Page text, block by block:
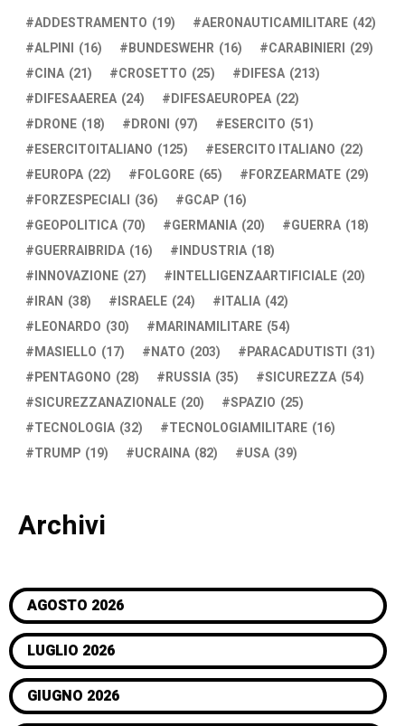
ADDESTRAMENTO (19) AERONAUTICAMILITARE (42)
ALPINI (16) BUNDESWEHR (16) CARABINIERI (29)
CINA (21) CROSETTO (25) DIFESA (213)
DIFESAAEREA (24) DIFESAEUROPEA (22)
DRONE (18) DRONI (97) ESERCITO (51)
ESERCITOITALIANO (125) ESERCITO ITALIANO (22)
EUROPA (22) FOLGORE (65) FORZEARMATE (29)
FORZESPECIALI (36) GCAP (16)
GEOPOLITICA (70) GERMANIA (20) GUERRA (18)
GUERRAIBRIDA (16) INDUSTRIA (18)
INNOVAZIONE (27) INTELLIGENZAARTIFICIALE (20)
IRAN (38) ISRAELE (24) ITALIA (42)
LEONARDO (30) MARINAMILITARE (54)
MASIELLO (17) NATO (203) PARACADUTISTI (31)
PENTAGONO (28) RUSSIA (35) SICUREZZA (54)
SICUREZZANAZIONALE (20) SPAZIO (25)
TECNOLOGIA (32) TECNOLOGIAMILITARE (16)
TRUMP (19) UCRAINA (82) USA (39)
Archivi
AGOSTO 2026
LUGLIO 2026
GIUGNO 2026